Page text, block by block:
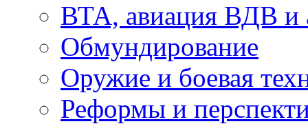
ВТА, авиация ВДВ и
Обмундирование
Оружие и боевая
Реформы и